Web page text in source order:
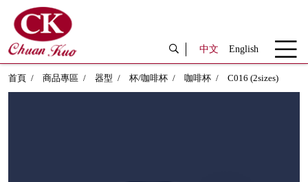
中文 English
首頁 商品專區 器型 杯/咖啡杯 咖啡杯 C016 (2sizes)